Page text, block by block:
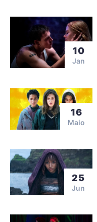
10
Jan
16
Maio
25
Jun